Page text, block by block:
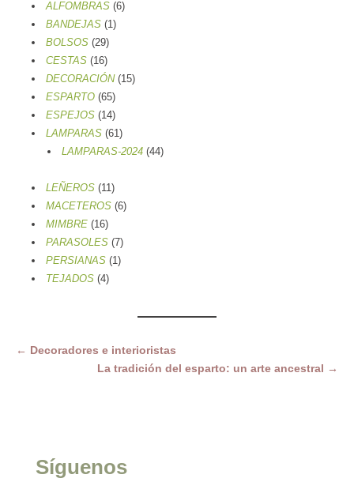
productos
ALFOMBRAS 66
BANDEJAS 11
BOLSOS 2929
productos
CESTAS 1616
productos
DECORACIÓN 1515
ESPARTO 6565
productos
ESPEJOS 1414
productos
LAMPARAS 6161
productos
LAMPARAS-2024 4444
LEÑEROS 1111
productos
MACETEROS 66
MIMBRE 1616
productos
PARASOLES 77
productos
PERSIANAS 11
TEJADOS 44
← Decoradores e interioristas
La tradición del esparto: un arte ancestral →
Síguenos